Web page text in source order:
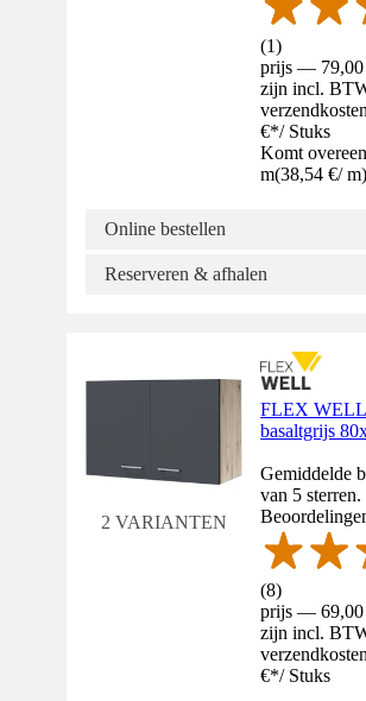
(1)
prijs — 79,00
zijn incl.
€*/ Stuks
Komt
m(38,54 €/ m)
Online bestellen
Reserveren & afhalen
2 VARIANTEN
FLEX WELL
basaltgrijs
Gemiddelde
van 5 sterren.
(8)
prijs —
zijn incl.
€*/ Stuks